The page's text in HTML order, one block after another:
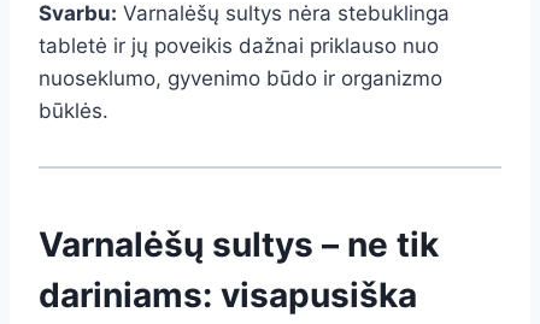
Svarbu: Varnalėšų sultys nėra stebuklinga
tabletė ir jų poveikis dažnai priklauso nuo
nuoseklumo, gyvenimo būdo ir organizmo
būklės.
Varnalėšų sultys – ne tik
dariniams: visapusiška